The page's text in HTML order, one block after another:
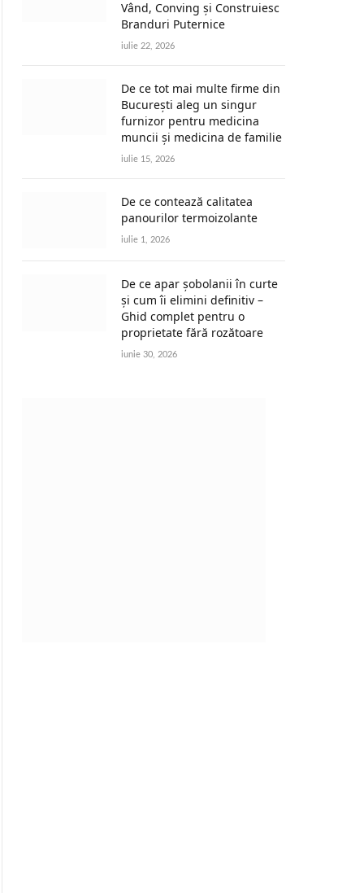
Vând, Conving și Construiesc
Branduri Puternice
iulie 22, 2026
De ce tot mai multe firme din
București aleg un singur
furnizor pentru medicina
muncii și medicina de familie
iulie 15, 2026
De ce contează calitatea
panourilor termoizolante
iulie 1, 2026
De ce apar șobolanii în curte
și cum îi elimini definitiv –
Ghid complet pentru o
proprietate fără rozătoare
iunie 30, 2026